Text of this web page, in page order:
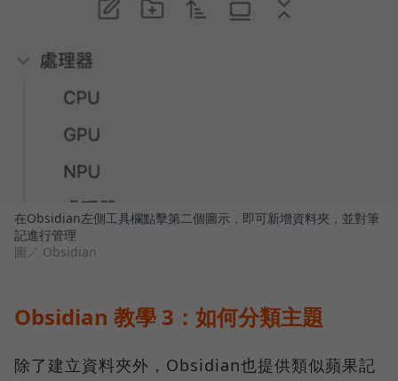
在Obsidian左側工具欄點擊第二個圖示，即可新增資料夾，並對筆
記進行管理
圖／ Obsidian
Obsidian 教學 3：如何分類主題
除了建立資料夾外，Obsidian也提供類似蘋果記